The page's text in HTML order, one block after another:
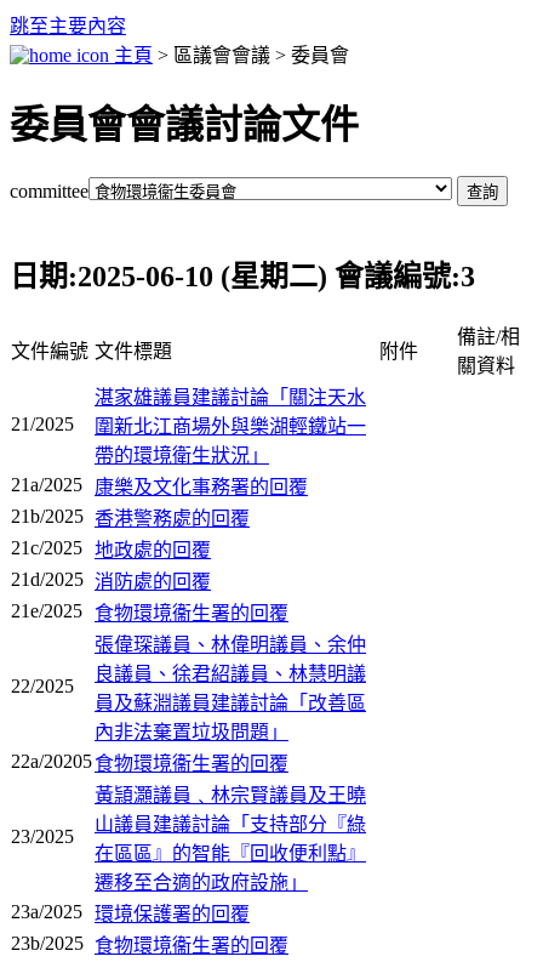
跳至主要內容
主頁 > 區議會會議 > 委員會
委員會會議討論文件
committee
日期:2025-06-10 (星期二) 會議編號:3
文件編號 文件標題 附件
備註/相
關資料
21/2025
湛家雄議員建議討論「關注天水
圍新北江商場外與樂湖輕鐵站一
帶的環境衛生狀況」
21a/2025
康樂及文化事務署的回覆
21b/2025 香港警務處的回覆
21c/2025 地政處的回覆
21d/2025 消防處的回覆
21e/2025
食物環境衞生署的回覆
22/2025
張偉琛議員、林偉明議員、余仲
良議員、徐君紹議員、林慧明議
員及蘇淵議員建議討論「改善區
內非法棄置垃圾問題」
22a/20205食物環境衞生署的回覆
23/2025
黃頴灝議員﹑林宗賢議員及王曉
山議員建議討論「支持部分『綠
在區區』的智能『回收便利點』
遷移至合適的政府設施」
23a/2025 環境保護署的回覆
23b/2025 食物環境衞生署的回覆